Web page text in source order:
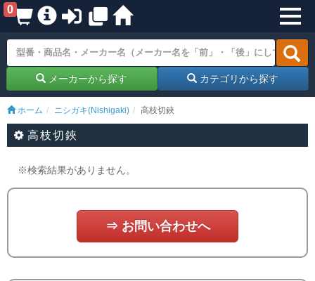
0
メーカーから探す カテゴリから探す
ホーム ニシガキ(Nishigaki) 高枝切鋏
高枝切鋏
※検索結果がありません。
⇒ お問い合わせへ